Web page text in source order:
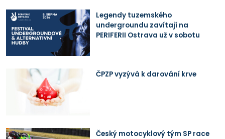
Legendy tuzemského
undergroundu zavítají na
PERIFERII Ostrava už v sobotu
ČPZP vyzývá k darování krve
Český motocyklový tým SP race